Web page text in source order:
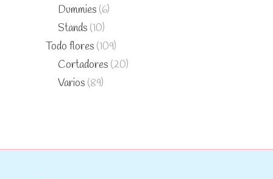
Dummies (6)
Stands (10)
Todo flores (109)
Cortadores (20)
Varios (89)